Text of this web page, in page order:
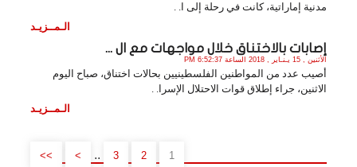
مدنية إماراتية، كانت في رحلة إلى ا. .
الـمــزيـد
إصابات بالاختناق خلال مواجهات مع ال ...
الأثنين , 15 يـنـاير , 2018 الساعة 6:52:37 PM
أصيب عدد من المواطنين الفلسطينيين بحالات اختناق، صباح اليوم
الاثنين، جراء إطلاق قوات الاحتلال الإسرا. .
الـمــزيـد
1
2
3
..
>
>>